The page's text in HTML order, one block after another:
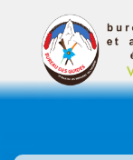
contenuBureau
des
guides